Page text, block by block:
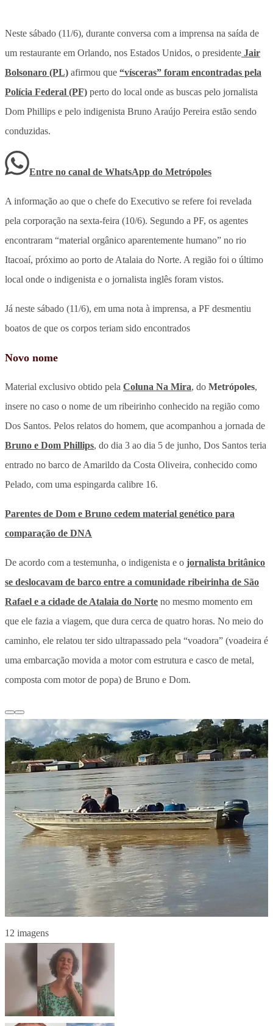
Neste sábado (11/6), durante conversa com a imprensa na saída de
um restaurante em Orlando, nos Estados Unidos, o presidente Jair
Bolsonaro (PL) afirmou que “vísceras” foram encontradas pela
Polícia Federal (PF) perto do local onde as buscas pelo jornalista
Dom Phillips e pelo indigenista Bruno Araújo Pereira estão sendo
conduzidas.
Entre no canal de WhatsApp do Metrópoles
A informação ao que o chefe do Executivo se refere foi revelada
pela corporação na sexta-feira (10/6). Segundo a PF, os agentes
encontraram “material orgânico aparentemente humano” no rio
Itacoaí, próximo ao porto de Atalaia do Norte. A região foi o último
local onde o indigenista e o jornalista inglês foram vistos.
Já neste sábado (11/6), em uma nota à imprensa, a PF desmentiu
boatos de que os corpos teriam sido encontrados
Novo nome
Material exclusivo obtido pela Coluna Na Mira, do Metrópoles,
insere no caso o nome de um ribeirinho conhecido na região como
Dos Santos. Pelos relatos do homem, que acompanhou a jornada de
Bruno e Dom Phillips, do dia 3 ao dia 5 de junho, Dos Santos teria
entrado no barco de Amarildo da Costa Oliveira, conhecido como
Pelado, com uma espingarda calibre 16.
Parentes de Dom e Bruno cedem material genético para
comparação de DNA
De acordo com a testemunha, o indigenista e o jornalista britânico
se deslocavam de barco entre a comunidade ribeirinha de São
Rafael e a cidade de Atalaia do Norte no mesmo momento em
que ele fazia a viagem, que dura cerca de quatro horas. No meio do
caminho, ele relatou ter sido ultrapassado pela “voadora” (voadeira é
uma embarcação movida a motor com estrutura e casco de metal,
composta com motor de popa) de Bruno e Dom.
12 imagens